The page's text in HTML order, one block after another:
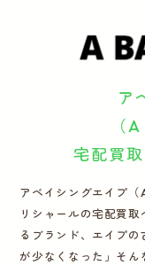
ログイン
ア
（
宅配買
アベイシングエイプ（
リシャールの宅配買
るブランド、エイプ
が少なくなった」そん